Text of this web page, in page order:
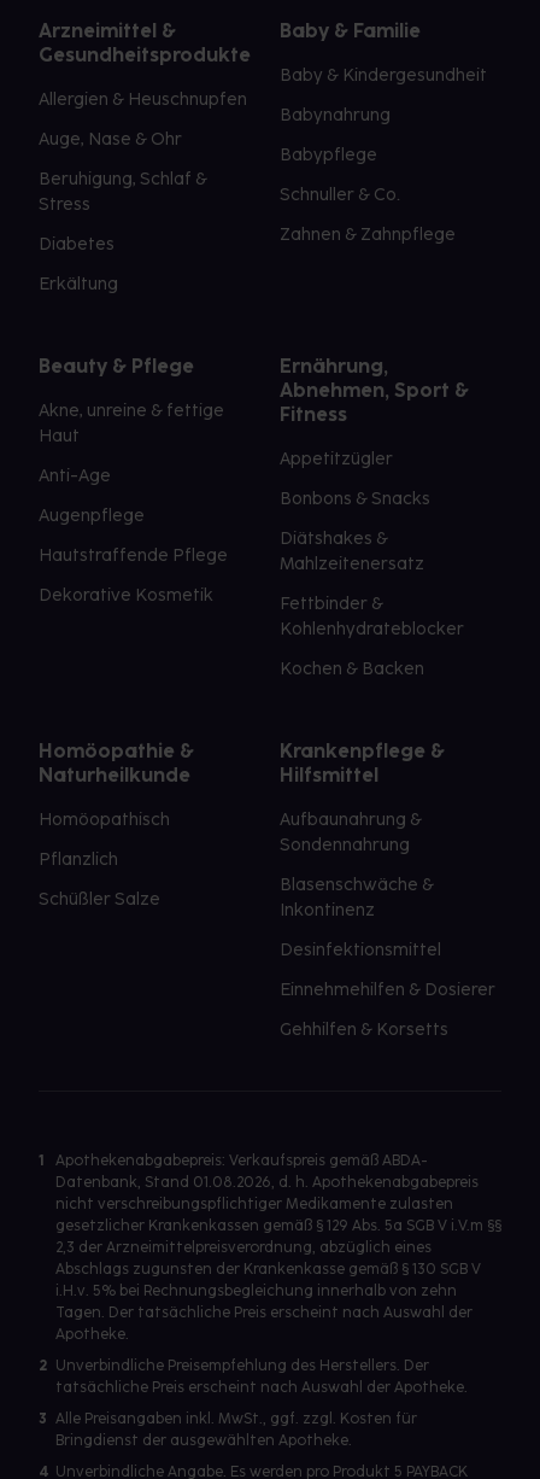
Arzneimittel &
Gesundheitsprodukte
Allergien & Heuschnupfen
Auge, Nase & Ohr
Beruhigung, Schlaf &
Stress
Diabetes
Erkältung
Baby & Familie
Baby & Kindergesundheit
Babynahrung
Babypflege
Schnuller & Co.
Zahnen & Zahnpflege
Beauty & Pflege
Akne, unreine & fettige
Haut
Anti-Age
Augenpflege
Hautstraffende Pflege
Dekorative Kosmetik
Ernährung,
Abnehmen, Sport &
Fitness
Appetitzügler
Bonbons & Snacks
Diätshakes &
Mahlzeitenersatz
Fettbinder &
Kohlenhydrateblocker
Kochen & Backen
Homöopathie &
Naturheilkunde
Homöopathisch
Pflanzlich
Schüßler Salze
Krankenpflege &
Hilfsmittel
Aufbaunahrung &
Sondennahrung
Blasenschwäche &
Inkontinenz
Desinfektionsmittel
Einnehmehilfen & Dosierer
Gehhilfen & Korsetts
1
Apothekenabgabepreis: Verkaufspreis gemäß ABDA-
Datenbank, Stand 01.08.2026, d. h. Apothekenabgabepreis
nicht verschreibungspflichtiger Medikamente zulasten
gesetzlicher Krankenkassen gemäß § 129 Abs. 5a SGB V i.V.m §§
2,3 der Arzneimittelpreisverordnung, abzüglich eines
Abschlags zugunsten der Krankenkasse gemäß § 130 SGB V
i.H.v. 5% bei Rechnungsbegleichung innerhalb von zehn
Tagen. Der tatsächliche Preis erscheint nach Auswahl der
Apotheke.
2 Unverbindliche Preisempfehlung des Herstellers. Der
tatsächliche Preis erscheint nach Auswahl der Apotheke.
3 Alle Preisangaben inkl. MwSt., ggf. zzgl. Kosten für
Bringdienst der ausgewählten Apotheke.
4 Unverbindliche Angabe. Es werden pro Produkt 5 PAYBACK